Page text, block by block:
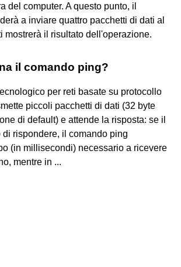
del computer. A questo punto, il
a inviare quattro pacchetti di dati al
mostrerà il risultato dell'operazione.
il comando ping?
per reti basate su protocollo
piccoli pacchetti di dati (32 byte
di default) e attende la risposta: se il
di rispondere, il comando ping
(in millisecondi) necessario a ricevere
mentre in ...